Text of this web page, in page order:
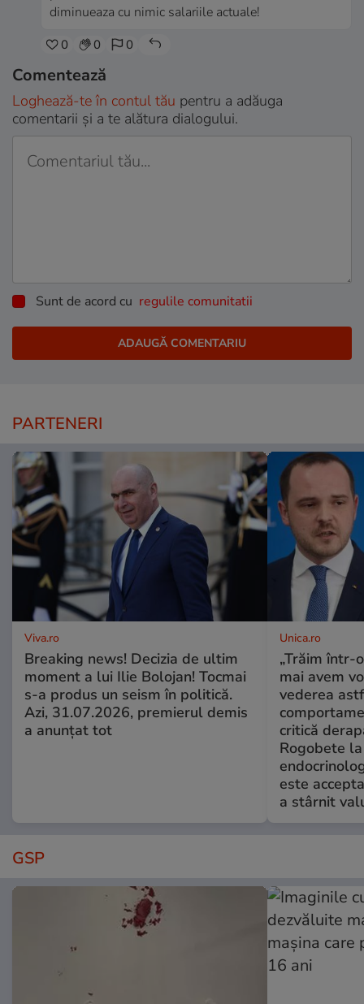
diminueaza cu nimic salariile actuale!
0 0 0
Comentează
Loghează-te în contul tău pentru a adăuga
comentarii și a te alătura dialogului.
Sunt de acord cu regulile comunitatii
PARTENERI
Viva.ro
Breaking news! Decizia de ultim
moment a lui Ilie Bolojan! Tocmai
s-a produs un seism în politică.
Azi, 31.07.2026, premierul demis
a anunțat tot
Unica.ro
„Trăim într-
mai avem
vederea
critică
Rogobete
este
a stârnit
GSP